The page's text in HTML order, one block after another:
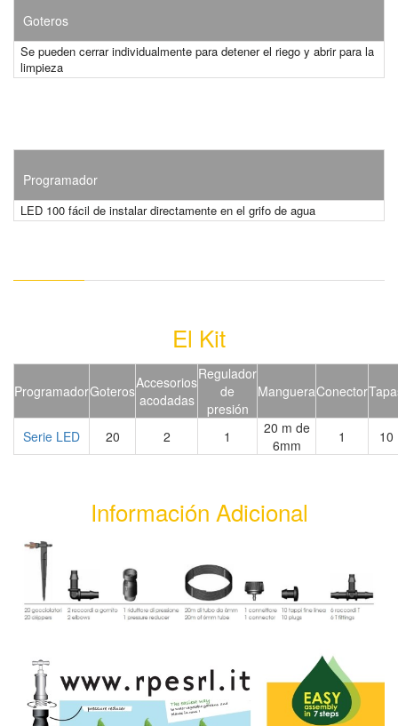
Goteros
Se pueden cerrar individualmente para detener el riego y abrir para la
limpieza
Programador
LED 100 fácil de instalar directamente en el grifo de agua
El Kit
ProgramadorGoterosAccesorios
acodadas
Regulador
de
presión
MangueraConector
Serie LED 20 2 1
20 m de
6mm
1 10
Información Adicional